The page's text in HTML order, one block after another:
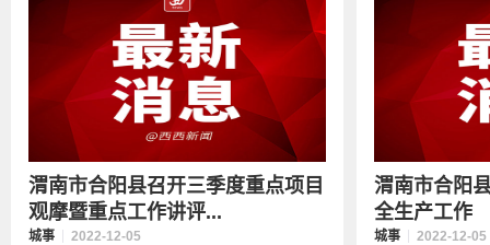
渭南市合阳县召开三季度重点项目
观摩暨重点工作讲评...
城事 2022-12-05
渭南市合阳
全生产工作
城事 2022-12-05